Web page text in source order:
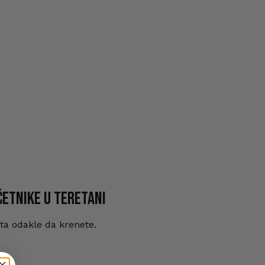
u teretani
odakle da krenete.